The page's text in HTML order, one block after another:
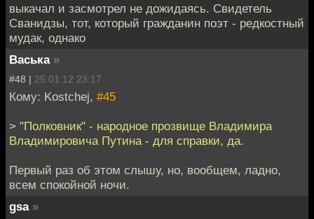
выкачал и засмотрел не дожидаясь. Свидетель
Сванидзы, тот, который гражданин поэт - редкостный
мудак, однако
Васька »
#48 | 25.01.12 23:17
Кому: Kostchej, #45
> "Полковник" - народное прозвище Владимира
Владимировича Путина - для справки, да.
Первый раз об этом слышу, но, вообщем, ладно,
всем спокойной ночи.
gsa »